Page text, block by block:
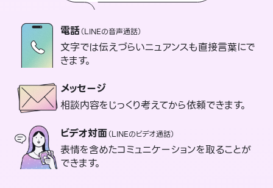
電話（LINEの音声通話）
文字では伝えづらいニュアンスも直接言葉にで
きます。
メッセージ
相談内容をじっくり考えてから依頼できます。
ビデオ対面（LINEのビデオ通話）
表情を含めたコミュニケーションを取ることが
できます。